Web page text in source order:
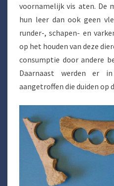
voornamelijk vis aten. De
hun leer dan ook geen
runder-, schapen- en
op het houden van deze
consumptie door andere
Daarnaast werden er
aangetroffen die duiden op